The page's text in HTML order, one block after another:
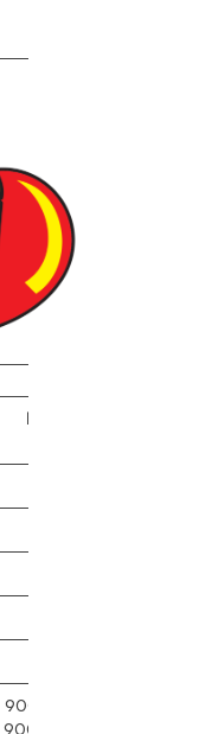
REG./DESIGN
90001070990001,
90001070990002